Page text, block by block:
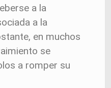
a la
a la
en muchos
se
a romper su